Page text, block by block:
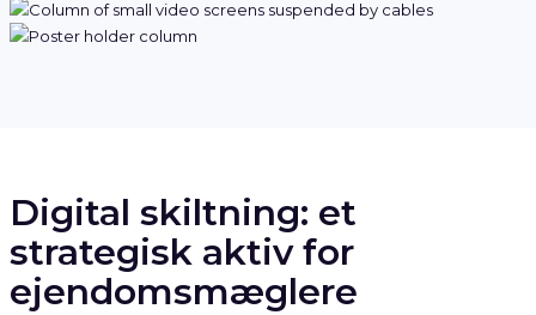
Digital skiltning: et
strategisk aktiv for
ejendomsmæglere